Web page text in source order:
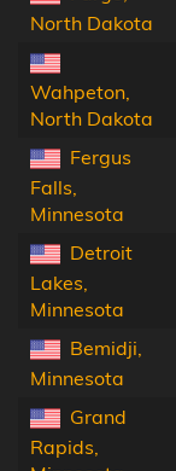
North Dakota
Wahpeton,
North Dakota
Fergus
Falls,
Minnesota
Detroit
Lakes,
Minnesota
Bemidji,
Minnesota
Grand
Rapids,